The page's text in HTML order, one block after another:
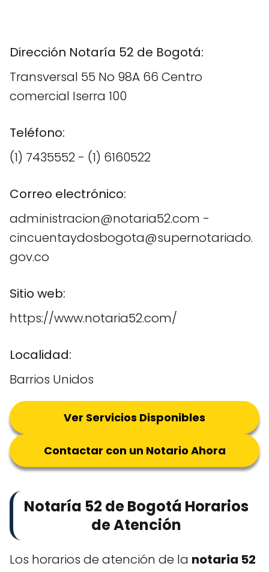
Dirección Notaría 52 de Bogotá:
Transversal 55 No 98A 66 Centro
comercial Iserra 100
Teléfono:
(1) 7435552 - (1) 6160522
Correo electrónico:
administracion@notaria52.com -
cincuentaydosbogota@supernotariado.
gov.co
Sitio web:
https://www.notaria52.com/
Localidad:
Barrios Unidos
Ver Servicios Disponibles
Contactar con un Notario Ahora
Notaría 52 de Bogotá Horarios
de Atención
Los horarios de atención de la notaria 52